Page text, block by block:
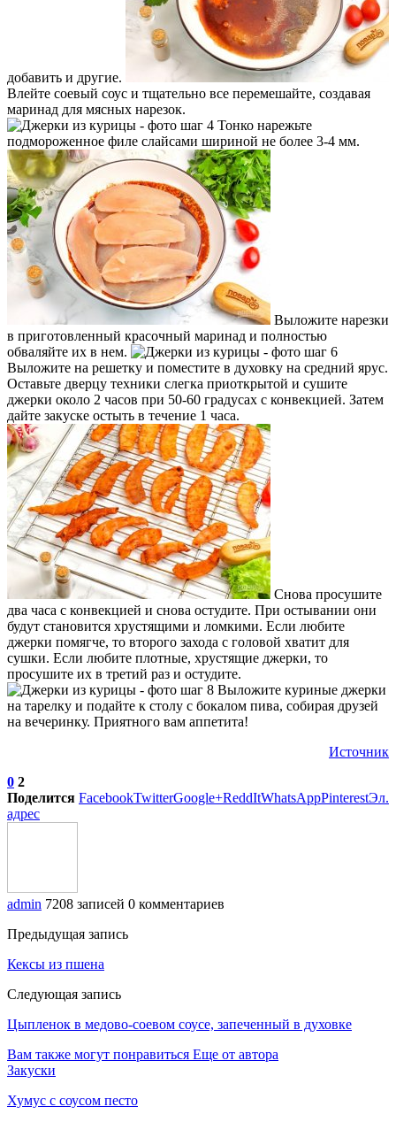
добавить и другие.
Влейте соевый соус и тщательно все перемешайте, создавая
маринад для мясных нарезок.
Тонко нарежьте
подмороженное филе слайсами шириной не более 3-4 мм.
Выложите нарезки
в приготовленный красочный маринад и полностью
обваляйте их в нем.
Выложите на решетку и поместите в духовку на средний ярус.
Оставьте дверцу техники слегка приоткрытой и сушите
джерки около 2 часов при 50-60 градусах с конвекцией. Затем
дайте закуске остыть в течение 1 часа.
Снова просушите
два часа с конвекцией и снова остудите. При остывании они
будут становится хрустящими и ломкими. Если любите
джерки помягче, то второго захода с головой хватит для
сушки. Если любите плотные, хрустящие джерки, то
просушите их в третий раз и остудите.
Выложите куриные джерки
на тарелку и подайте к столу с бокалом пива, собирая друзей
на вечеринку. Приятного вам аппетита!
Источник
0 2
Поделится FacebookTwitterGoogle+ReddItWhatsAppPinterestЭл.
адрес
admin 7208 записей 0 комментариев
Предыдущая запись
Кексы из пшена
Следующая запись
Цыпленок в медово-соевом соусе, запеченный в духовке
Вам также могут понравиться Еще от автора
Закуски
Хумус с соусом песто